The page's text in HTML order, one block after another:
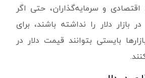
و سرمایه‌گذاران، حتی اگر
بازار دلار را نداشته باشند، برای
بایستی بتوانند قیمت دلار در